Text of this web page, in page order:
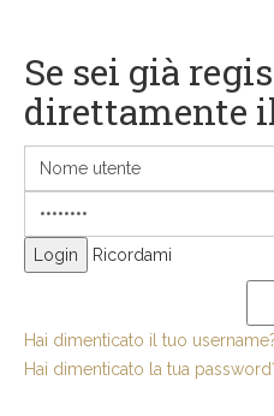
Se sei già
direttamente
Ricordami
Hai dimenticato il tuo
Hai dimenticato la tua